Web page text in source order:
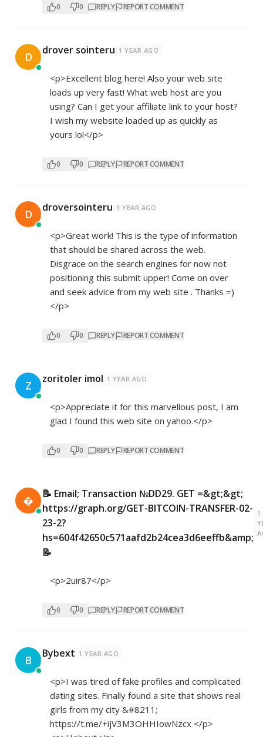
0 0 REPLY REPORT COMMENT
D drover sointeru 1 YEAR AGO
<p>Excellent blog here! Also your web site
loads up very fast! What web host are you
using? Can I get your affiliate link to your host?
I wish my website loaded up as quickly as
yours lol</p>
0 0 REPLY REPORT COMMENT
D droversointeru 1 YEAR AGO
<p>Great work! This is the type of information
that should be shared across the web.
Disgrace on the search engines for now not
positioning this submit upper! Come on over
and seek advice from my web site . Thanks =)
</p>
0 0 REPLY REPORT COMMENT
Z zoritoler imol 1 YEAR AGO
<p>Appreciate it for this marvellous post, I am
glad I found this web site on yahoo.</p>
0 0 REPLY REPORT COMMENT

📝 Email; Transaction №DD29. GET =&gt;&gt;
https://graph.org/GET-BITCOIN-TRANSFER-02-
23-2?
hs=604f42650c571aafd2b24cea3d6eeffb&amp;
📝
1
<p>2uir87</p>
0 0 REPLY REPORT COMMENT
B Bybext 1 YEAR AGO
<p>I was tired of fake profiles and complicated
dating sites. Finally found a site that shows real
girls from my city &#8211;
https://t.me/+ijV3M3OHHIowNzcx </p>